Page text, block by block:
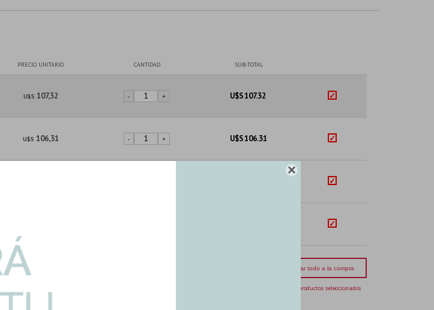

PRECIO UNITARIO CANTIDAD SUB-TOTAL
U$S 107,32 - + U$S107.32
U$S 106,31 - + U$S106.31
Agregar todo a la compra
4 productos seleccionados